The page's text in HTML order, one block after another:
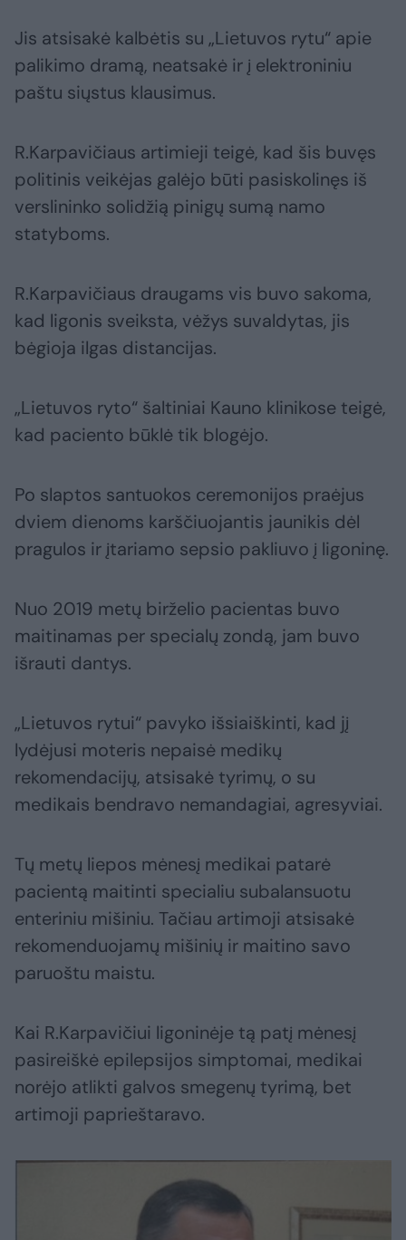
Jis atsisakė kalbėtis su „Lietuvos rytu“ apie
palikimo dramą, neatsakė ir į elektroniniu
paštu siųstus klausimus.
R.Karpavičiaus artimieji teigė, kad šis buvęs
politinis veikėjas galėjo būti pasiskolinęs iš
verslininko solidžią pinigų sumą namo
statyboms.
R.Karpavičiaus draugams vis buvo sakoma,
kad ligonis sveiksta, vėžys suvaldytas, jis
bėgioja ilgas distancijas.
„Lietuvos ryto“ šaltiniai Kauno klinikose teigė,
kad paciento būklė tik blogėjo.
Po slaptos santuokos ceremonijos praėjus
dviem dienoms karščiuojantis jaunikis dėl
pragulos ir įtariamo sepsio pakliuvo į ligoninę.
Nuo 2019 metų birželio pacientas buvo
maitinamas per specialų zondą, jam buvo
išrauti dantys.
„Lietuvos rytui“ pavyko išsiaiškinti, kad jį
lydėjusi moteris nepaisė medikų
rekomendacijų, atsisakė tyrimų, o su
medikais bendravo nemandagiai, agresyviai.
Tų metų liepos mėnesį medikai patarė
pacientą maitinti specialiu subalansuotu
enteriniu mišiniu. Tačiau artimoji atsisakė
rekomenduojamų mišinių ir maitino savo
paruoštu maistu.
Kai R.Karpavičiui ligoninėje tą patį mėnesį
pasireiškė epilepsijos simptomai, medikai
norėjo atlikti galvos smegenų tyrimą, bet
artimoji paprieštaravo.